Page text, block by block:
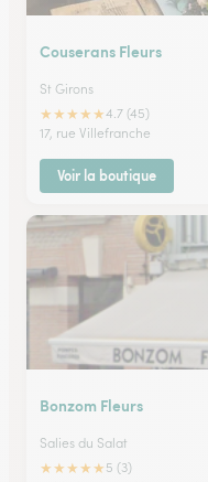
Couserans Fleurs
St Girons
★★★★★4.7 (45)
17, rue Villefranche
Voir la boutique
Bonzom Fleurs
Salies du Salat
★★★★★ 5 (3)